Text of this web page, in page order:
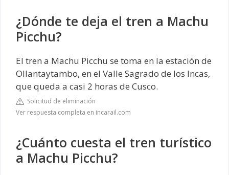
¿Dónde te deja el tren a Machu
Picchu?
El tren a Machu Picchu se toma en la estación de
Ollantaytambo, en el Valle Sagrado de los Incas,
que queda a casi 2 horas de Cusco.
Solicitud de eliminación
Ver respuesta completa en incarail.com
¿Cuánto cuesta el tren turístico
a Machu Picchu?